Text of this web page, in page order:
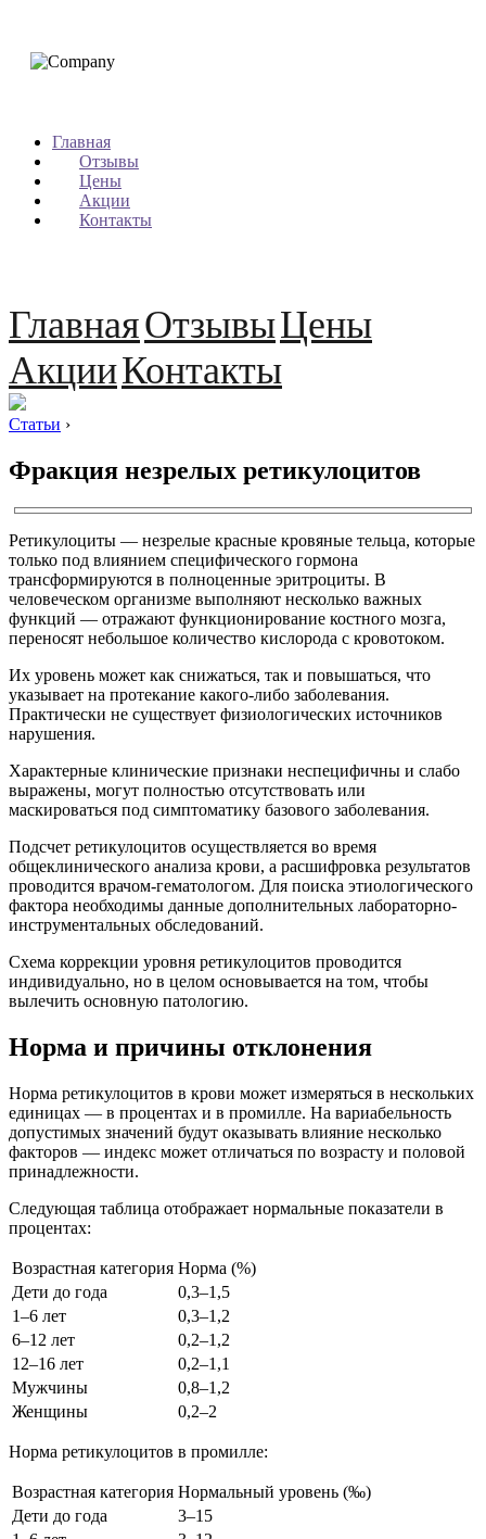
Главная
Отзывы
Цены
Акции
Контакты
ГлавнаяОтзывыЦены
АкцииКонтакты
Статьи ›
Фракция незрелых ретикулоцитов
Ретикулоциты — незрелые красные кровяные тельца, которые
только под влиянием специфического гормона
трансформируются в полноценные эритроциты. В
человеческом организме выполняют несколько важных
функций — отражают функционирование костного мозга,
переносят небольшое количество кислорода с кровотоком.
Их уровень может как снижаться, так и повышаться, что
указывает на протекание какого-либо заболевания.
Практически не существует физиологических источников
нарушения.
Характерные клинические признаки неспецифичны и слабо
выражены, могут полностью отсутствовать или
маскироваться под симптоматику базового заболевания.
Подсчет ретикулоцитов осуществляется во время
общеклинического анализа крови, а расшифровка результатов
проводится врачом-гематологом. Для поиска этиологического
фактора необходимы данные дополнительных лабораторно-
инструментальных обследований.
Схема коррекции уровня ретикулоцитов проводится
индивидуально, но в целом основывается на том, чтобы
вылечить основную патологию.
Норма и причины отклонения
Норма ретикулоцитов в крови может измеряться в нескольких
единицах — в процентах и в промилле. На вариабельность
допустимых значений будут оказывать влияние несколько
факторов — индекс может отличаться по возрасту и половой
принадлежности.
Следующая таблица отображает нормальные показатели в
процентах:
Возрастная категория Норма (%)
Дети до года
0,3–1,5
1–6 лет
0,3–1,2
6–12 лет
0,2–1,2
12–16 лет
0,2–1,1
Мужчины
0,8–1,2
Женщины
0,2–2
Норма ретикулоцитов в промилле:
Возрастная категория Нормальный уровень (‰)
Дети до года
3–15